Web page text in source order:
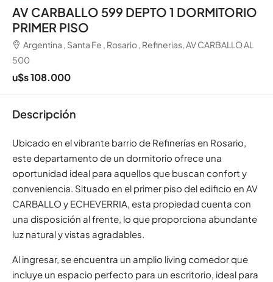
AV CARBALLO 599 DEPTO 1 DORMITORIO
PRIMER PISO
Argentina , Santa Fe , Rosario , Refinerias, AV CARBALLO AL
500
u$s 108.000
Descripción
Ubicado en el vibrante barrio de Refinerías en Rosario,
este departamento de un dormitorio ofrece una
oportunidad ideal para aquellos que buscan confort y
conveniencia. Situado en el primer piso del edificio en AV
CARBALLO y ECHEVERRIA, esta propiedad cuenta con
una disposición al frente, lo que proporciona abundante
luz natural y vistas agradables.
Al ingresar, se encuentra un amplio living comedor que
incluye un espacio perfecto para un escritorio, ideal para